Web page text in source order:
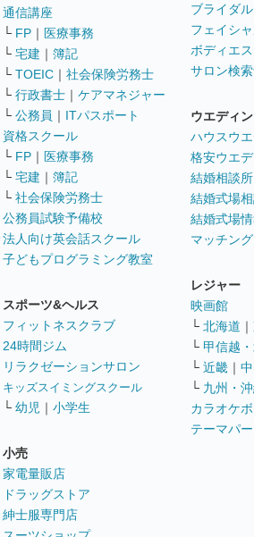
通信講座
└ FP ｜ 医療事務
└ 宅建 ｜ 簿記
└ TOEIC ｜ 社会保険労務士
└ 行政書士 ｜ ケアマネジャー
└ 公務員 ｜ ITパスポート
資格スクール
└ FP ｜ 医療事務
└ 宅建 ｜ 簿記
└ 社会保険労務士
公務員試験予備校
法人向け英会話スクール
子どもプログラミング教室
スポーツ&ヘルス
フィットネスクラブ
24時間ジム
リラクゼーションサロン
キッズスイミングスクール
└ 幼児 ｜ 小学生
小売
家電量販店
ドラッグストア
紳士服専門店
ブライダ
フェイシ
ボディエ
サロン検
ウエディ
ハウスウ
格安ウエ
結婚相談所
結婚式場
結婚式場
マッチン
レジャー
映画館
└ 北海道 ｜
└ 甲信越
└ 近畿 ｜
└ 九州・
カラオケ
テーマパ